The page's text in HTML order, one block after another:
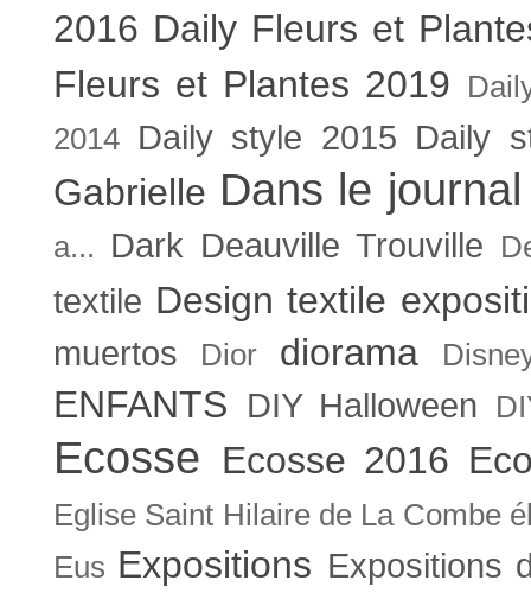
2016 Daily Fleurs et
Fleurs et Plantes 2019
2014
Daily style 2015 Daily
Gabrielle Dans le journal
a... Dark Deauville Trouville
textile Design textile
muertos Dior diorama
ENFANTS DIY Halloween
Ecosse Ecosse 2016
Eglise Saint Hilaire de La Combe
Eus Expositions Expositions